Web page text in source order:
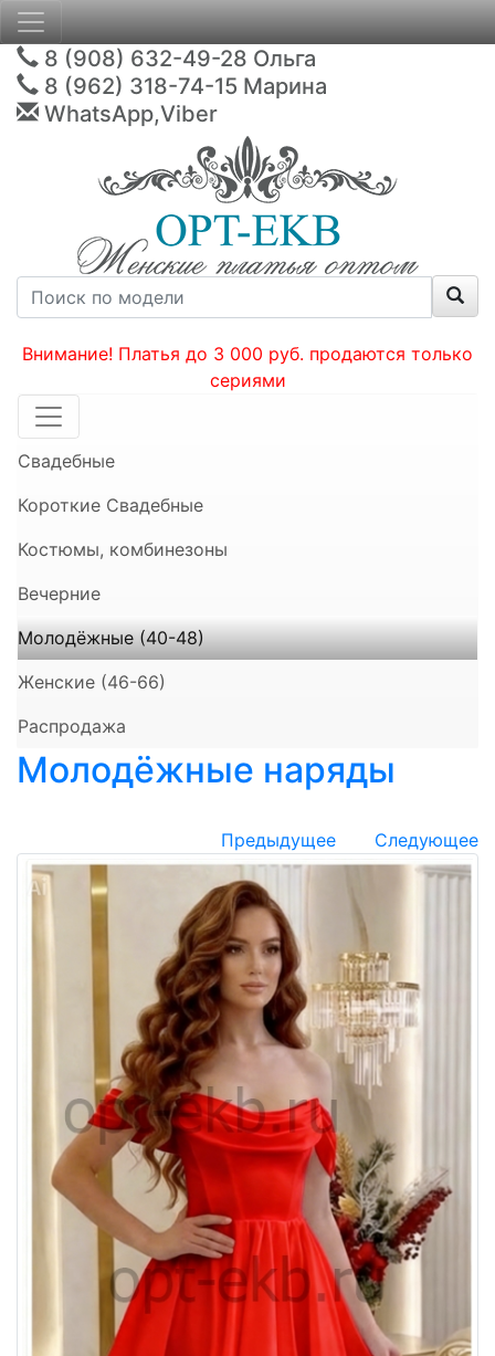
8 (908) 632-49-28 Ольга
8 (962) 318-74-15 Марина
WhatsApp,Viber
Внимание! Платья до 3 000 руб. продаются только
сериями
Свадебные
Короткие Свадебные
Костюмы, комбинезоны
Вечерние
Молодёжные (40-48)
Женские (46-66)
Распродажа
Молодёжные наряды
Предыдущее Следующее